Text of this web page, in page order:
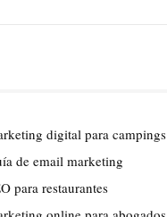
digital para campings
de email marketing
para restaurantes